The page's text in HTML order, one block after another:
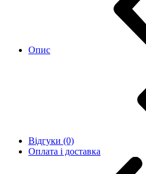
Опис
Відгуки (0)
Оплата і доставка